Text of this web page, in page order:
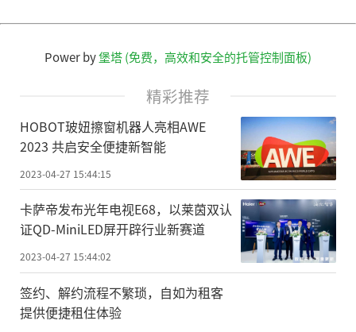
Power by堡塔 (免费，高效和安全的托管控制面板)
精彩推荐
HOBOT玻妞擦窗机器人亮相AWE
2023 共启安全便捷新智能
2023-04-27 15:44:15
卡萨帝发布光年电视E68，以莱茵双认
证QD-MiniLED屏开辟行业新赛道
2023-04-27 15:44:02
签约、解约流程不繁琐，自如为租客
提供便捷租住体验